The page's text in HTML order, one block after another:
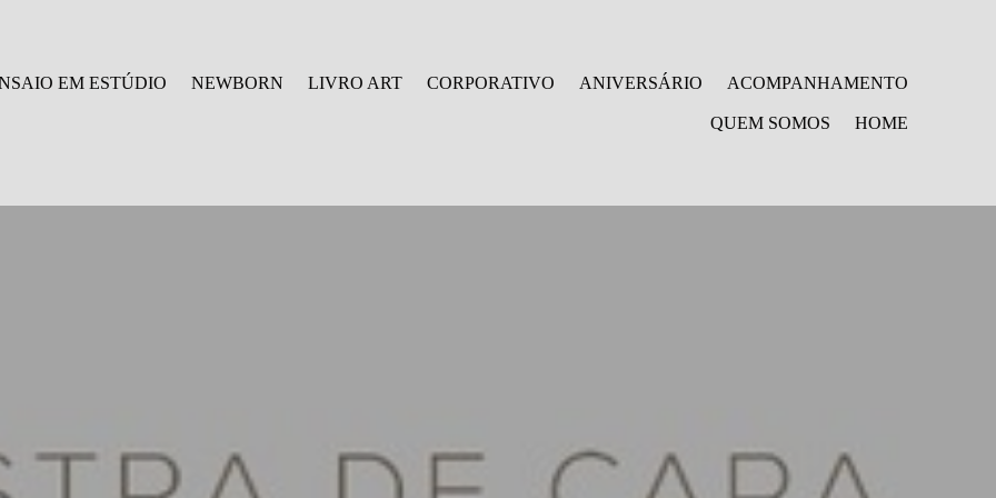
EM ESTÚDIO NEWBORN LIVRO ART CORPORATIVO ANIVERSÁRIO ACOMPANHAMENTO
QUEM SOMOS HOME